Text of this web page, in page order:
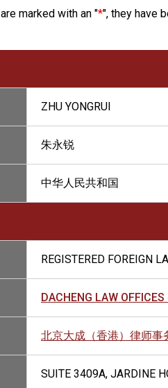
marked with an "*", they have
ZHU YONGRUI
朱永锐
中华人民共和国
REGISTERED FOREIGN
DACHENG LAW
北京大成（香港）律师事
SUITE 3409A, JARDINE